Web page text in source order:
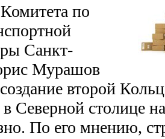
по
Санкт-
Мурашов
второй
Северной столице
По его мнению,